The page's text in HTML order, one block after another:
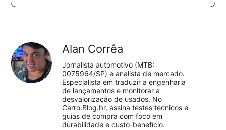
Alan Corrêa
Jornalista automotivo (MTB:
0075964/SP) e analista de mercado.
Especialista em traduzir a engenharia
de lançamentos e monitorar a
desvalorização de usados. No
Carro.Blog.br, assina testes técnicos e
guias de compra com foco em
durabilidade e custo-benefício.